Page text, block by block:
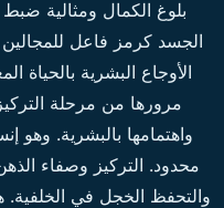
بلوغ الكمال ومثالية
الجسد كرمز فاعل
الأوجاع البشرية بالحياة
مرورها من مرحلة
واهتمامها بالبشرية.
محدود. التركيز وصفاء
والتحفظ الخجل في الخلفية.